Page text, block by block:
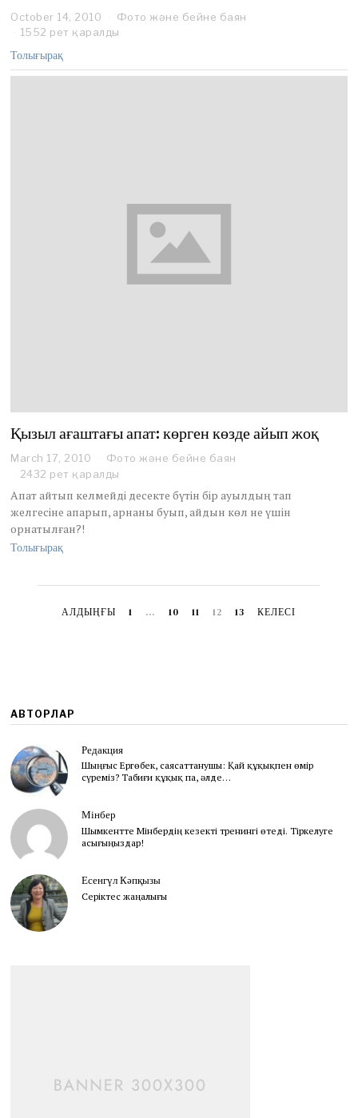
October 14, 2010
e
e
Фото және бейне баян
1552 рет қаралды
Толығырақ
Қызыл ағаштағы апат: көрген көзде айып жоқ
March 17, 2010
Фото және бейне баян
2432 рет қаралды
Апат айтып келмейді десекте бүтін бір ауылдың тап
желгесіне апарып, арнаны буып, айдын көл не үшін
орнатылған?!
Толығырақ
АЛДЫҢҒЫ 1 … 10 11 12 13 КЕЛЕСІ
АВТОРЛАР
Редакция
Шыңғыс Ергөбек, cаясаттанушы: Қай құқықпен өмір
сүреміз? Табиғи құқық па, әлде…
Мінбер
Шымкентте Мінбердің кезекті тренингі өтеді. Тіркелуге
асығыңыздар!
Есенгүл Кәпқызы
Серіктес жаңалығы